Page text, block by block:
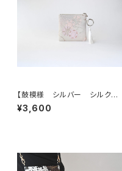
【鼓模様 シルバー シルク帯リ
メイク バッグチャーム型スクエ
アポーチ】メイクポーチ 旅
¥3,600